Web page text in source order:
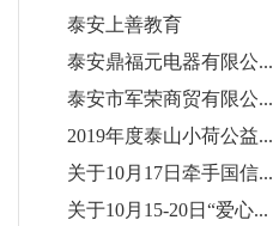
泰安上善教育
泰安鼎福元电器有限公...
泰安市军荣商贸有限公...
2019年度泰山小荷公益...
关于10月17日牵手国信...
关于10月15-20日“爱心...